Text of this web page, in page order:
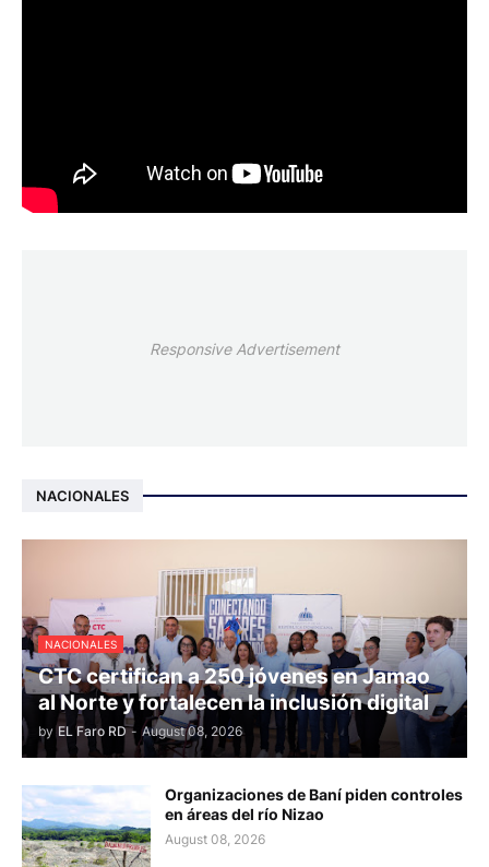
Responsive Advertisement
NACIONALES
NACIONALES
CTC certifican a 250 jóvenes en Jamao
al Norte y fortalecen la inclusión digital
by EL Faro RD - August 08, 2026
Organizaciones de Baní piden controles
en áreas del río Nizao
August 08, 2026